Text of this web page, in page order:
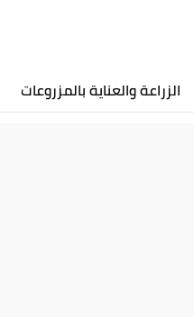
الزراعة والعناية بالمزروعات